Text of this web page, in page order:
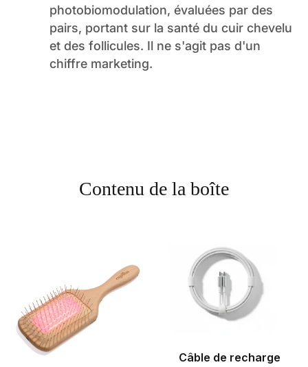
photobiomodulation, évaluées par des
pairs, portant sur la santé du cuir chevelu
et des follicules. Il ne s'agit pas d'un
chiffre marketing.
Contenu de la boîte
Câble de recharge